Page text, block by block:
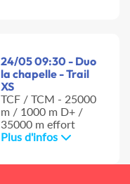
24/05 09:30 - Duo
la chapelle - Trail
XS
TCF / TCM - 25000
m / 1000 m D+ /
35000 m effort
Plus d'infos